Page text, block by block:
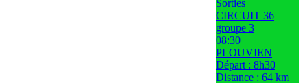
Sorties
CIRCUIT 36
groupe 3
08:30
PLOUVIEN
Départ : 8h30
Distance : 64 km